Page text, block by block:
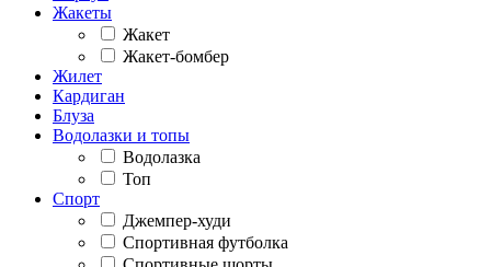
Жакеты
Жакет
Жакет-бомбер
Жилет
Кардиган
Блуза
Водолазки и топы
Водолазка
Топ
Спорт
Джемпер-худи
Спортивная футболка